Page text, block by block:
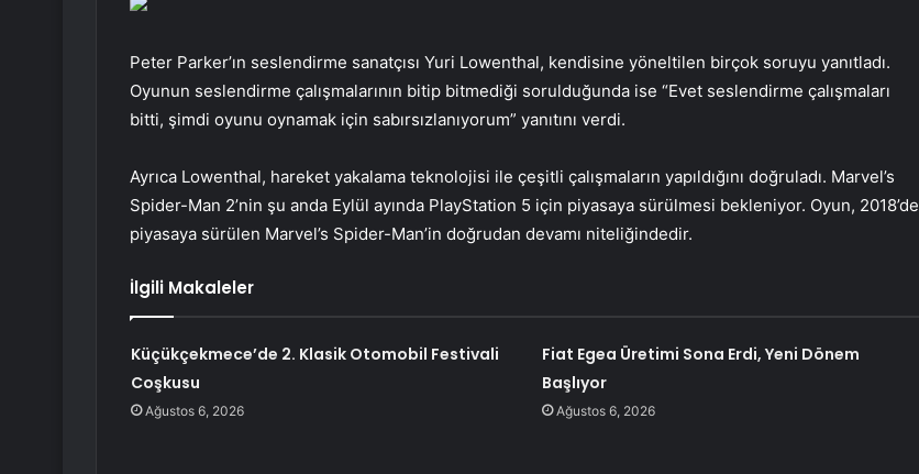
Peter Parker’ın seslendirme sanatçısı Yuri Lowenthal, kendisine yöneltilen birçok soruyu yanıtladı.
Oyunun seslendirme çalışmalarının bitip bitmediği sorulduğunda ise “Evet seslendirme çalışmaları
bitti, şimdi oyunu oynamak için sabırsızlanıyorum” yanıtını verdi.
Ayrıca Lowenthal, hareket yakalama teknolojisi ile çeşitli çalışmaların yapıldığını doğruladı. Marvel’s
Spider-Man 2’nin şu anda Eylül ayında PlayStation 5 için piyasaya sürülmesi bekleniyor. Oyun, 2018’de
piyasaya sürülen Marvel’s Spider-Man’in doğrudan devamı niteliğindedir.
İlgili Makaleler
Küçükçekmece’de 2. Klasik Otomobil Festivali
Coşkusu
Ağustos 6, 2026
Fiat Egea Üretimi Sona Erdi, Yeni Dönem
Başlıyor
Ağustos 6, 2026